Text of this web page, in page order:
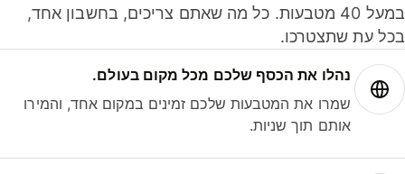
במעל 40 מטבעות. כל מה שאתם צריכים, בחשבון אחד,
עת שתצטרכו.
נהלו את הכסף שלכם מכל מקום בעולם.
שמרו את המטבעות שלכם זמינים במקום אחד, והמירו
אותם תוך שניות.